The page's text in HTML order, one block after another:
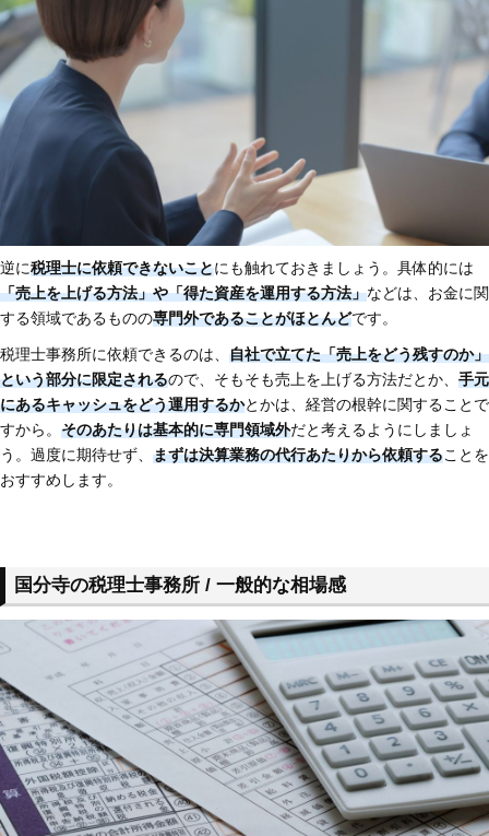
逆に税理士に依頼できないことにも触れておきましょう。具体的には
「売上を上げる方法」や「得た資産を運用する方法」などは、お金に関
する領域であるものの専門外であることがほとんどです。
税理士事務所に依頼できるのは、 自社で立てた「売上をどう残すのか」
という部分に限定されるので、そもそも売上を上げる方法だとか、 手元
にあるキャッシュをどう運用するかとかは、経営の根幹に関することで
すから。 そのあたりは基本的に専門領域外だと考えるようにしましょ
う。過度に期待せず、 まずは決算業務の代行あたりから依頼することを
おすすめします。
国分寺の税理士事務所 / 一般的な相場感